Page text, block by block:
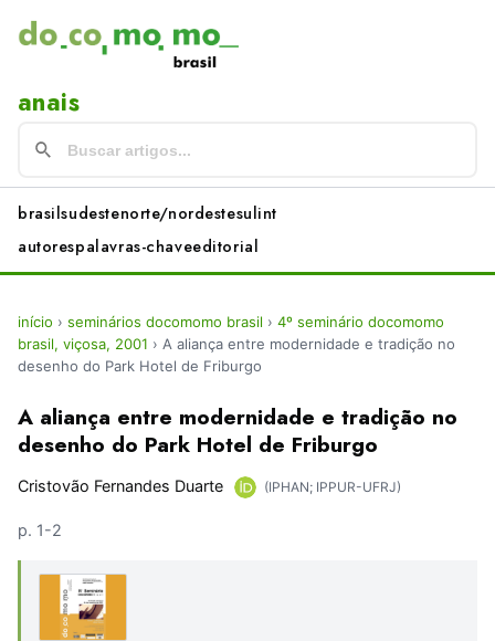
anais
brasilsudestenorte/nordestesulint
autorespalavras-chaveeditorial
início › seminários docomomo brasil › 4º seminário docomomo
brasil, viçosa, 2001 › A aliança entre modernidade e tradição no
desenho do Park Hotel de Friburgo
A aliança entre modernidade e tradição no
desenho do Park Hotel de Friburgo
Cristovão Fernandes Duarte (IPHAN; IPPUR-UFRJ)
p. 1-2